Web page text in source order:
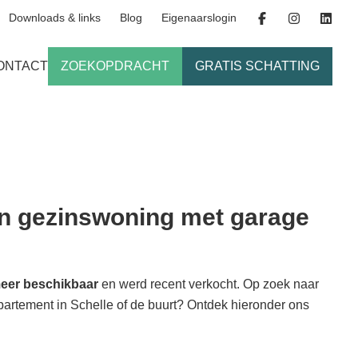
Downloads & links Blog Eigenaarslogin
ZOEKOPDRACHT GRATIS SCHATTING
gezinswoning met garage
beschikbaar en werd recent verkocht. Op zoek naar
in Schelle of de buurt? Ontdek hieronder ons